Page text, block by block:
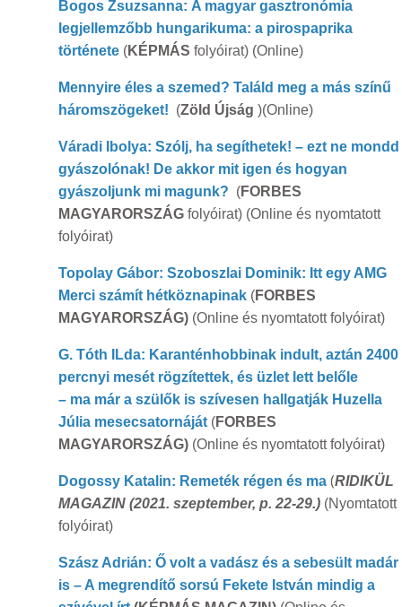
Bogos Zsuzsanna: A magyar gasztronómia
legjellemzőbb hungarikuma: a pirospaprika
története (KÉPMÁS folyóirat) (Online)
Mennyire éles a szemed? Találd meg a más színű
háromszögeket! (Zöld Újság )(Online)
Váradi Ibolya: Szólj, ha segíthetek! – ezt ne mondd
gyászolónak! De akkor mit igen és hogyan
gyászoljunk mi magunk? (FORBES
MAGYARORSZÁGfolyóirat) (Online és nyomtatott
folyóirat)
Topolay Gábor: Szoboszlai Dominik: Itt egy AMG
Merci számít hétköznapinak(FORBES
MAGYARORSZÁG) (Online és nyomtatott folyóirat)
G. Tóth ILda: Karanténhobbinak indult, aztán 2400
percnyi mesét rögzítettek, és üzlet lett belőle
– ma már a szülők is szívesen hallgatják Huzella
Júlia mesecsatornáját (FORBES
MAGYARORSZÁG) (Online és nyomtatott folyóirat)
Dogossy Katalin: Remeték régen és ma (RIDIKÜL
MAGAZIN (2021. szeptember, p. 22-29.) (Nyomtatott
folyóirat)
Szász Adrián: Ő volt a vadász és a sebesült madár
is – A megrendítő sorsú Fekete István mindig a